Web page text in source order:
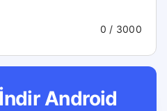
0 / 3000
Android